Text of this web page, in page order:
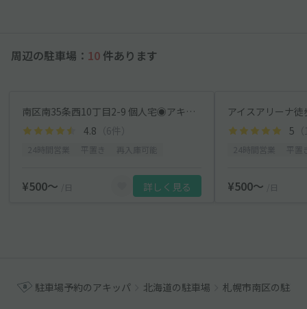
周辺の駐車場： 10 件あります
南区南35条西10丁目2-9 個人宅◉アキッパ駐車場
4.8 （6件）
¥500〜 /日 詳しく見る
5
¥500〜 /日
駐車場予約のアキッパ 北海道の駐車場 札幌市南区の駐車